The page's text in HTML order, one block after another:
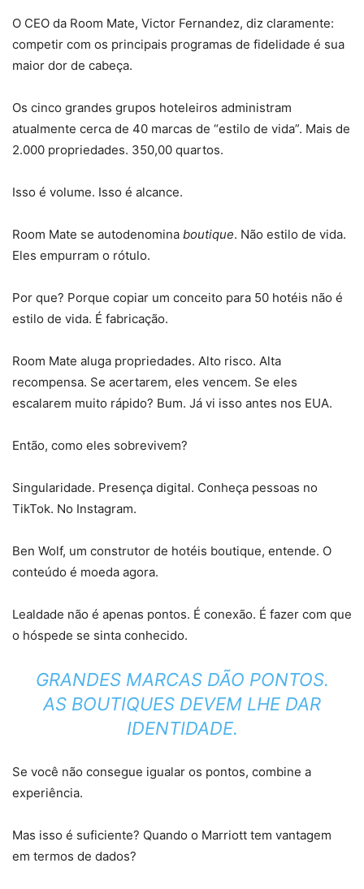
O CEO da Room Mate, Victor Fernandez, diz claramente:
competir com os principais programas de fidelidade é sua
maior dor de cabeça.
Os cinco grandes grupos hoteleiros administram
atualmente cerca de 40 marcas de “estilo de vida”. Mais de
2.000 propriedades. 350,00 quartos.
Isso é volume. Isso é alcance.
Room Mate se autodenomina boutique. Não estilo de vida.
Eles empurram o rótulo.
Por que? Porque copiar um conceito para 50 hotéis não é
estilo de vida. É fabricação.
Room Mate aluga propriedades. Alto risco. Alta
recompensa. Se acertarem, eles vencem. Se eles
escalarem muito rápido? Bum. Já vi isso antes nos EUA.
Então, como eles sobrevivem?
Singularidade. Presença digital. Conheça pessoas no
TikTok. No Instagram.
Ben Wolf, um construtor de hotéis boutique, entende. O
conteúdo é moeda agora.
Lealdade não é apenas pontos. É conexão. É fazer com que
o hóspede se sinta conhecido.
GRANDES MARCAS DÃO PONTOS.
AS BOUTIQUES DEVEM LHE DAR
IDENTIDADE.
Se você não consegue igualar os pontos, combine a
experiência.
Mas isso é suficiente? Quando o Marriott tem vantagem
em termos de dados?